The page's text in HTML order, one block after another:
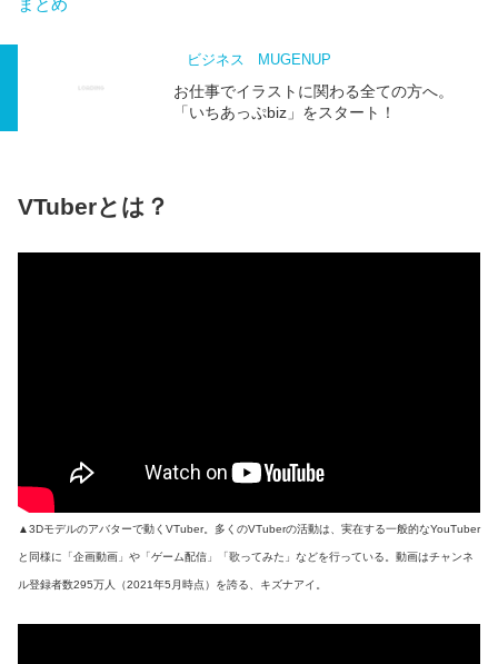
まとめ
ビジネス MUGENUP
お仕事でイラストに関わる全ての方へ。
「いちあっぷbiz」をスタート！
VTuberとは？
▲3Dモデルのアバターで動くVTuber。多くのVTuberの活動は、実在する一般的なYouTuber
と同様に「企画動画」や「ゲーム配信」「歌ってみた」などを行っている。動画はチャンネ
ル登録者数295万人（2021年5月時点）を誇る、キズナアイ。